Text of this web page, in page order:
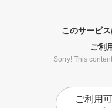
このサービ
ご利
Sorry! This
ご利用